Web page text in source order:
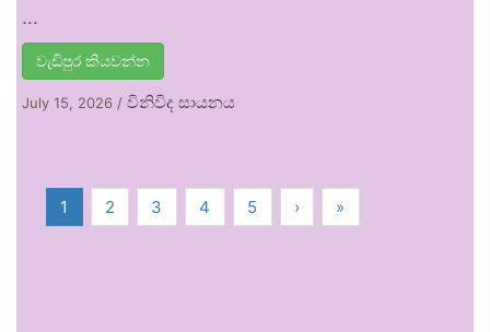
…
වැඩිපුර කියවන්න
July 15, 2026 / විනිවිද සායනය
1 2 3 4 5 › »